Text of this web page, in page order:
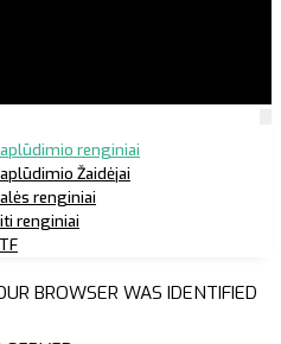
renginiai
Žaidėjai
renginiai
renginiai
BROWSER WAS IDENTIFIED